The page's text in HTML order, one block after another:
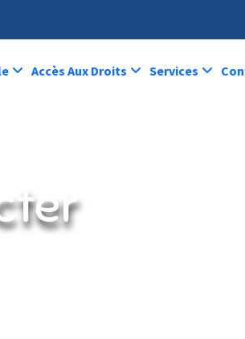
Accès Aux Droits Services